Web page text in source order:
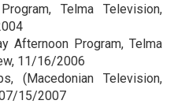
Telma Television,
Afternoon Program, Telma
11/16/2006
(Macedonian Television,
15/2007